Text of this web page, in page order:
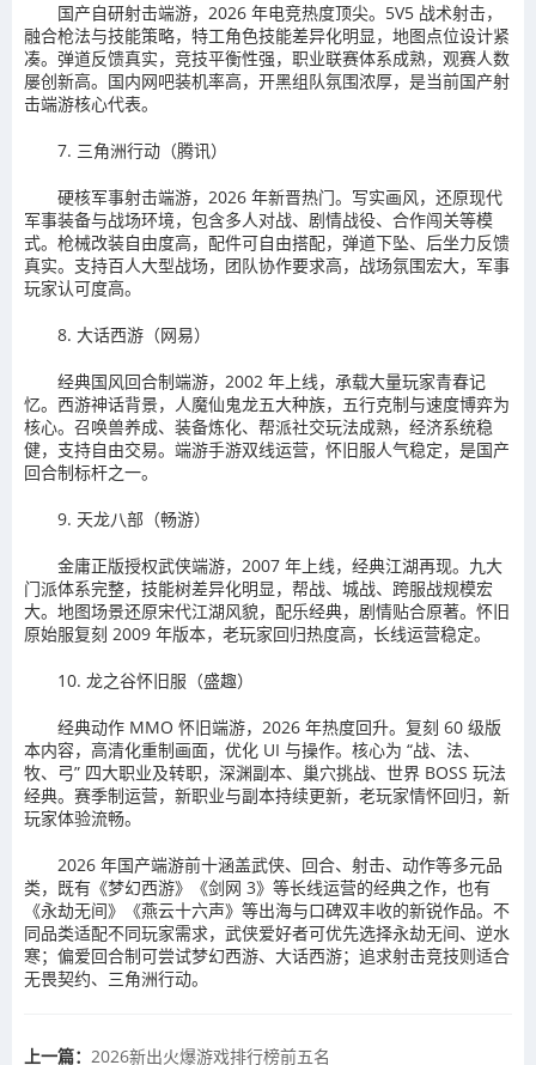
国产自研射击端游，2026 年电竞热度顶尖。5V5 战术射击，
融合枪法与技能策略，特工角色技能差异化明显，地图点位设计紧
凑。弹道反馈真实，竞技平衡性强，职业联赛体系成熟，观赛人数
屡创新高。国内网吧装机率高，开黑组队氛围浓厚，是当前国产射
击端游核心代表。
7. 三角洲行动（腾讯）
硬核军事射击端游，2026 年新晋热门。写实画风，还原现代
军事装备与战场环境，包含多人对战、剧情战役、合作闯关等模
式。枪械改装自由度高，配件可自由搭配，弹道下坠、后坐力反馈
真实。支持百人大型战场，团队协作要求高，战场氛围宏大，军事
玩家认可度高。
8. 大话西游（网易）
经典国风回合制端游，2002 年上线，承载大量玩家青春记
忆。西游神话背景，人魔仙鬼龙五大种族，五行克制与速度博弈为
核心。召唤兽养成、装备炼化、帮派社交玩法成熟，经济系统稳
健，支持自由交易。端游手游双线运营，怀旧服人气稳定，是国产
回合制标杆之一。
9. 天龙八部（畅游）
金庸正版授权武侠端游，2007 年上线，经典江湖再现。九大
门派体系完整，技能树差异化明显，帮战、城战、跨服战规模宏
大。地图场景还原宋代江湖风貌，配乐经典，剧情贴合原著。怀旧
原始服复刻 2009 年版本，老玩家回归热度高，长线运营稳定。
10. 龙之谷怀旧服（盛趣）
经典动作 MMO 怀旧端游，2026 年热度回升。复刻 60 级版
本内容，高清化重制画面，优化 UI 与操作。核心为 “战、法、
牧、弓” 四大职业及转职，深渊副本、巢穴挑战、世界 BOSS 玩法
经典。赛季制运营，新职业与副本持续更新，老玩家情怀回归，新
玩家体验流畅。
2026 年国产端游前十涵盖武侠、回合、射击、动作等多元品
类，既有《梦幻西游》《剑网 3》等长线运营的经典之作，也有
《永劫无间》《燕云十六声》等出海与口碑双丰收的新锐作品。不
同品类适配不同玩家需求，武侠爱好者可优先选择永劫无间、逆水
寒；偏爱回合制可尝试梦幻西游、大话西游；追求射击竞技则适合
无畏契约、三角洲行动。
上一篇： 2026新出火爆游戏排行榜前五名